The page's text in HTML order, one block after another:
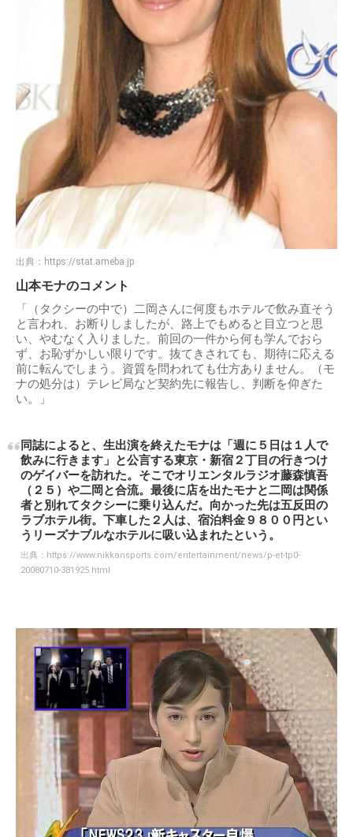
出典： https://stat.ameba.jp
山本モナのコメント
「（タクシーの中で）二岡さんに何度もホテルで飲み直そう
と言われ、お断りしましたが、路上でもめると目立つと思
い、やむなく入りました。前回の一件から何も学んでおら
ず、お恥ずかしい限りです。抜てきされても、期待に応える
前に転んでしまう。資質を問われても仕方ありません。（モ
ナの処分は）テレビ局など契約先に報告し、判断を仰ぎた
い。」
同誌によると、生出演を終えたモナは「週に５日は１人で
飲みに行きます」と公言する東京・新宿２丁目の行きつけ
のゲイバーを訪れた。そこでオリエンタルラジオ藤森慎吾
（２５）や二岡と合流。最後に店を出たモナと二岡は関係
者と別れてタクシーに乗り込んだ。向かった先は五反田の
ラブホテル街。下車した２人は、宿泊料金９８００円とい
うリーズナブルなホテルに吸い込まれたという。
出典： https://www.nikkansports.com/entertainment/news/p-et-tp0-
20080710-381925.html